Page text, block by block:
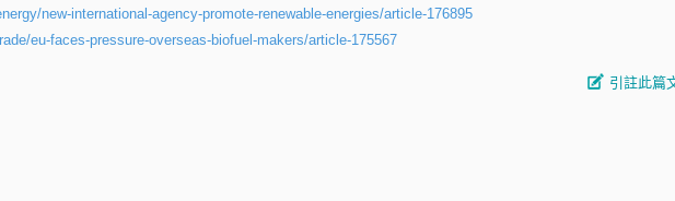
new-international-agency-promote-renewable-energies/article-176895
eu-faces-pressure-overseas-biofuel-makers/article-175567
引註此篇